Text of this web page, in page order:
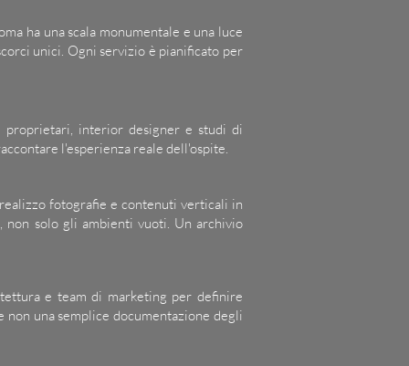
ha una scala monumentale e una luce
unici. Ogni servizio è pianificato per
proprietari, interior designer e studi di
l'esperienza reale dell'ospite.
fotografie e contenuti verticali in
non solo gli ambienti vuoti. Un archivio
e team di marketing per definire
una semplice documentazione degli